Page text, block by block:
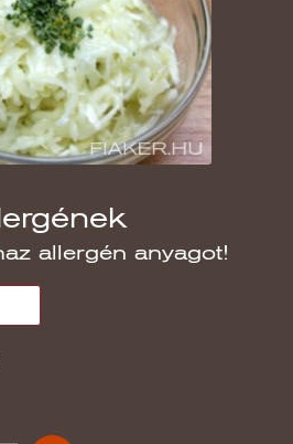
allergén anyagot!